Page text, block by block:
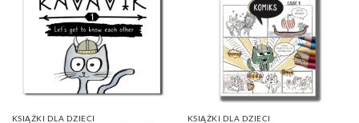
KSIĄŻKI DLA DZIECI KSIĄŻKI DLA DZIECI